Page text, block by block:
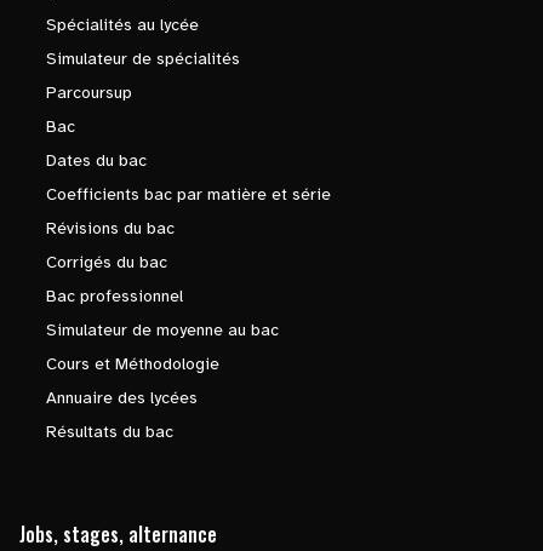
Spécialités au lycée
Simulateur de spécialités
Parcoursup
Bac
Dates du bac
Coefficients bac par matière et série
Révisions du bac
Corrigés du bac
Bac professionnel
Simulateur de moyenne au bac
Cours et Méthodologie
Annuaire des lycées
Résultats du bac
Jobs, stages, alternance